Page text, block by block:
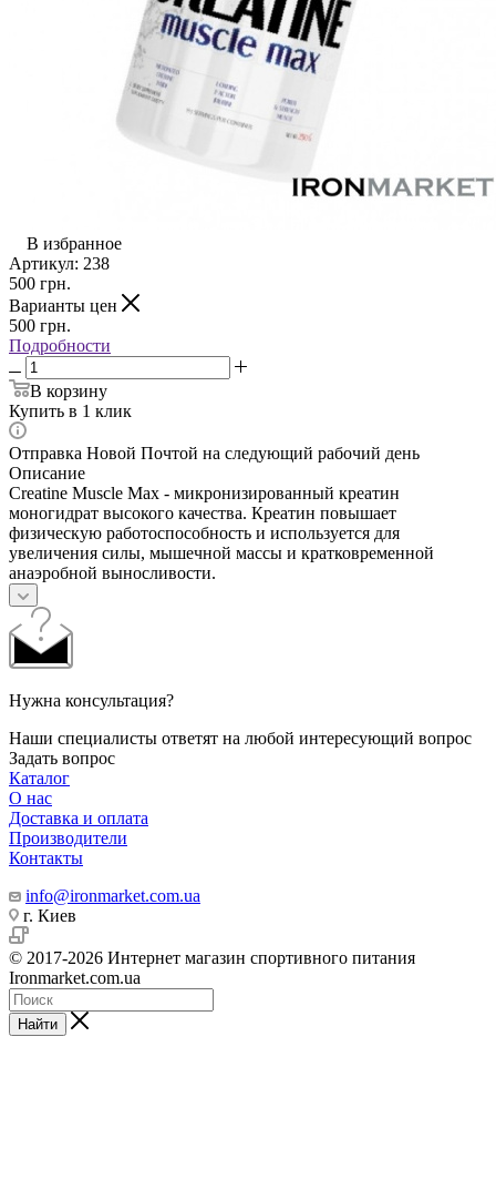
В избранное
Артикул: 238
500 грн.
Варианты цен
500 грн.
Подробности
В корзину
Купить в 1 клик
Отправка Новой Почтой на следующий рабочий день
Описание
Creatine Muscle Max - микронизированный креатин
моногидрат высокого качества. Креатин повышает
физическую работоспособность и используется для
увеличения силы, мышечной массы и кратковременной
анаэробной выносливости.
Нужна консультация?
Наши специалисты ответят на любой интересующий вопрос
Задать вопрос
Каталог
О нас
Доставка и оплата
Производители
Контакты
info@ironmarket.com.ua
г. Киев
© 2017-2026 Интернет магазин спортивного питания
Ironmarket.com.ua
Найти